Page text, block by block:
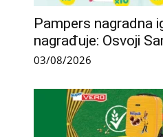
Pampers nagradna
nagrađuje: Osvoji
03/08/2026